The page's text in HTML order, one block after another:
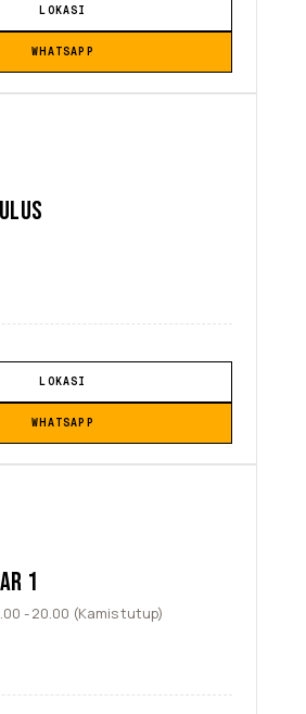
LOKASI
WHATSAPP
LOKASI
WHATSAPP
1
- 20.00 (Kamis tutup)